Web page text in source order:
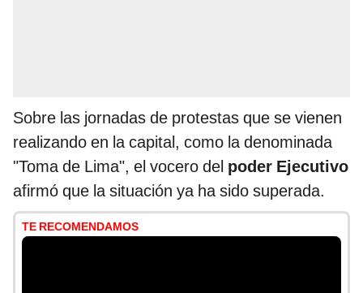
Sobre las jornadas de protestas que se vienen
realizando en la capital, como la denominada
"Toma de Lima", el vocero del poder Ejecutivo
afirmó que la situación ya ha sido superada.
TE RECOMENDAMOS